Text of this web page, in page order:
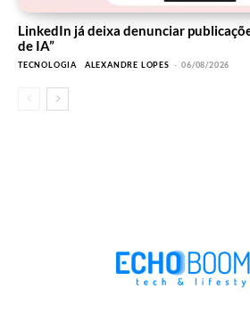
LinkedIn já deixa denunciar
de IA”
TECNOLOGIA ALEXANDRE LOPES - 06/08/2026